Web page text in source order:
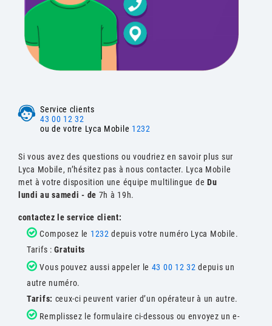
Service clients
43 00 12 32
ou de votre Lyca Mobile 1232
Si vous avez des questions ou voudriez en savoir plus sur
Lyca Mobile, n’hésitez pas à nous contacter. Lyca Mobile
met à votre disposition une équipe multilingue deDu
lundi au samedi - de 7h à 19h.
contactez le service client:
Composez le 1232 depuis votre numéro Lyca Mobile.
Tarifs :Gratuits
Vous pouvez aussi appeler le 43 00 12 32 depuis un
autre numéro.
Tarifs: ceux-ci peuvent varier d’un opérateur à un autre.
Remplissez le formulaire ci-dessous ou envoyez un e-